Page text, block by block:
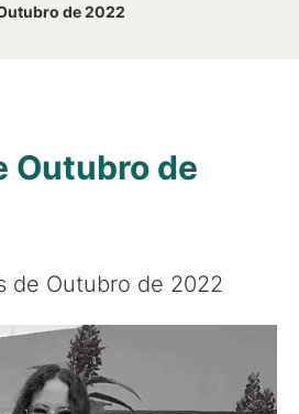
de 2022
Outubro de
de Outubro de 2022